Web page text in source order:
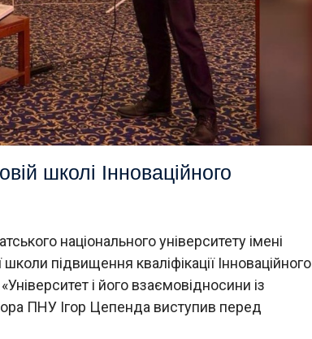
школі Інноваційного
національного університету імені
підвищення кваліфікації Інноваційного
і його взаємовідносини із
ПНУ Ігор Цепенда виступив перед